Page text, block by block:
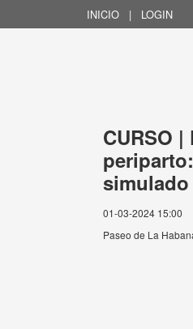
INICIO | LOGIN
CURSO
01-03-2024 15:00
Paseo de La